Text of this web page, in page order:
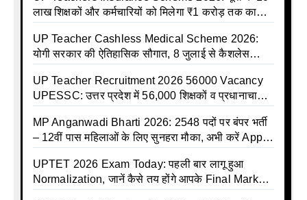
लाख शिक्षकों और कर्मचारियों को मिलेगा ₹1 करोड़ तक का
UP Teacher Cashless Medical Scheme 2026:
योगी सरकार की ऐतिहासिक सौगात, 8 जुलाई से कैशलेस
UP Teacher Recruitment 2026 56000 Vacancy
UPESSC: उत्तर प्रदेश में 56,000 शिक्षकों व प्रधानाचार्यों
MP Anganwadi Bharti 2026: 2548 पदों पर बंपर भर्ती
– 12वीं पास महिलाओं के लिए सुनहरा मौका, अभी करें Apply
UPTET 2026 Exam Today: पहली बार लागू हुआ
Normalization, जानें कैसे तय होंगे आपके Final Marks